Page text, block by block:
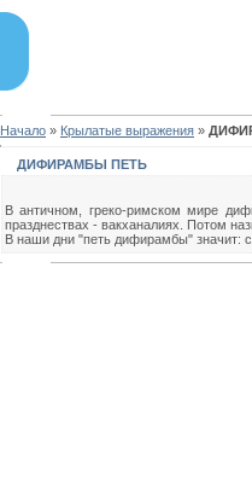
Начало » Крылатые выражения »
ДИФИРАМБЫ ПЕТЬ
В античном, греко-римском мире
празднествах - вакханалиях. Потом
В наши дни "петь дифирамбы" значит: